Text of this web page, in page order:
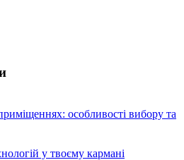
особливості вибору та
у твоєму кармані